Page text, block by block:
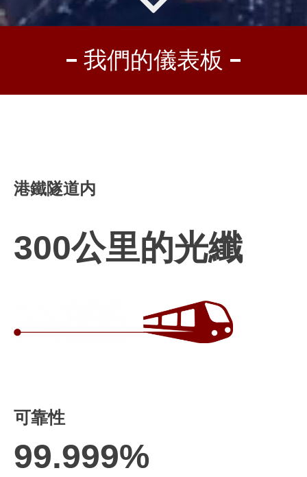
我們的儀表板
港鐵隧道内
300公里的光纖
可靠性
99.999%